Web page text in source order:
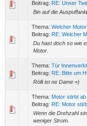
Beitrag: RE: Unser
Bin auf die
Thema: Welcher
Beitrag: RE: Welcher
Du hast doch so wie
Motor.
Thema: Tür
Beitrag: RE: Bitte um
Rölli ist ne Dame =)
Thema: Motor stirbt ab
Beitrag: RE: Motor
Wenn die Drehzahl
weniger Strom.